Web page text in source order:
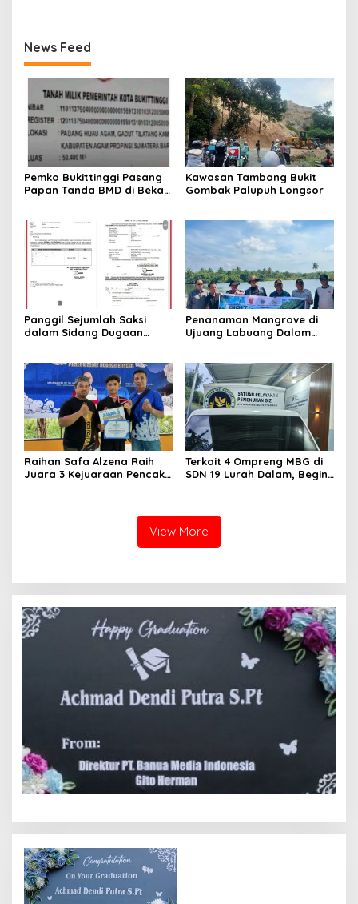
News Feed
Pemko Bukittinggi Pasang
Papan Tanda BMD di Bekas
Kawasan Tambang Bukit
Gombak Palupuh Longsor
Panggil Sejumlah Saksi
dalam Sidang Dugaan
Penanaman Mangrove di
Ujuang Labuang Dalam
Raihan Safa Alzena Raih
Juara 3 Kejuaraan Pencak
Terkait 4 Ompreng MBG di
SDN 19 Lurah Dalam, Begini
View More